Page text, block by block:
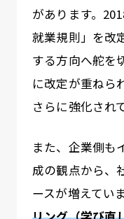
があります。
就業規則」を改
する方向へ舵を
に改定が重ねら
さらに強化され
また、企業側も
成の観点から、
ースが増えていま